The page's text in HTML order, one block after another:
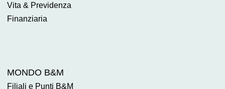
Vita & Previdenza
Finanziaria
MONDO B&M
Filiali e Punti B&M